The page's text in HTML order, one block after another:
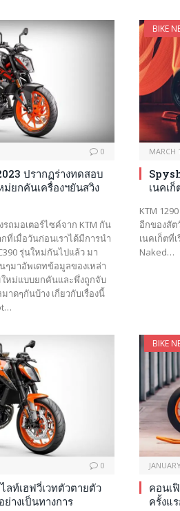
0
ปรากฏร่างทดสอบ
ยกคันเครื่องฯยันสวิง
ถมอเตอร์ไซค์จาก KTM กัน
ที่เมื่อวันก่อนเราได้มีการนำ
รุ่นใหม่กันไปแล้ว มา
ๆมาอัพเดทข้อมูลของเหล่า
หม่แบบยกคันและพึ่งถูกจับ
ดๆกันบ้าง เกี่ยวกับเรื่องนี้
BIKE
MARCH
เนคเ
KTM
อีกของสัต
เนคเก็ตที่
Naked…
0
ท์เฮฟวี่เวทตัวตายตัว
างเป็นทางการ
BIKE
คอนเ
ครั้งแ